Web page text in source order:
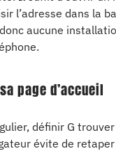
l’adresse dans la
aucune
page d’accueil
définir G
évite de retaper